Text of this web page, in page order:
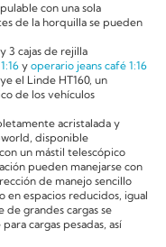
con una sola
de la horquilla se pueden
3 cajas de rejilla
y operario jeans café 1:16
el Linde HT160, un
de los vehículos
acristalada y
disponible
un mástil telescópico
pueden manejarse con
de manejo sencillo
en espacios reducidos, igual
grandes cargas se
cargas pesadas, así